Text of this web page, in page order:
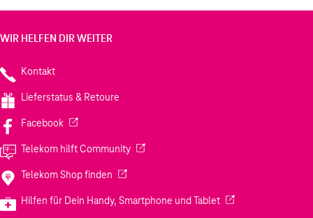
WIR HELFEN DIR WEITER
Kontakt
Lieferstatus & Retoure
Facebook(Wird in einem neuen Tab geöffnet)
Telekom hilft Community(Wird in einem neuen Tab geöffnet)
Telekom Shop finden (Wird in einem neuen Tab geöffnet)
Hilfen für Dein Handy, Smartphone und Tablet(Wird in einem